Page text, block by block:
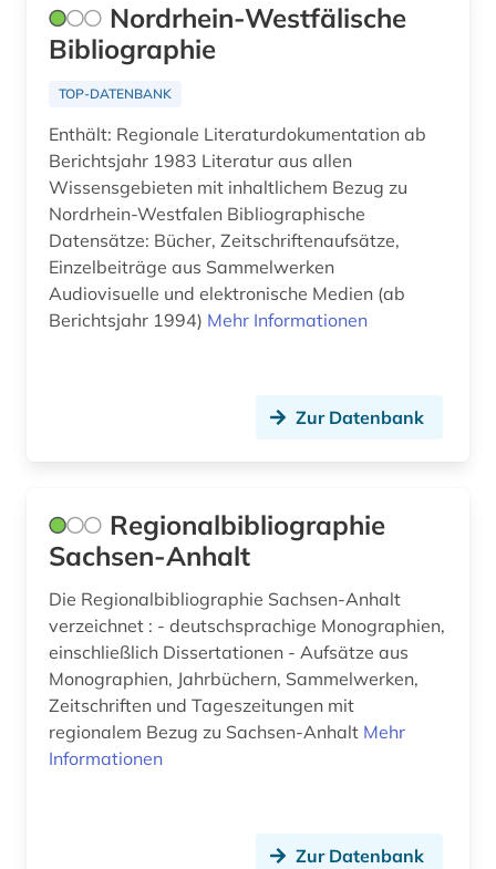
Nordrhein-Westfälische
Bibliographie
TOP-DATENBANK
Enthält: Regionale Literaturdokumentation ab
Berichtsjahr 1983 Literatur aus allen
Wissensgebieten mit inhaltlichem Bezug zu
Nordrhein-Westfalen Bibliographische
Datensätze: Bücher, Zeitschriftenaufsätze,
Einzelbeiträge aus Sammelwerken
Audiovisuelle und elektronische Medien (ab
Berichtsjahr 1994) Mehr Informationen
Zur Datenbank
Regionalbibliographie
Sachsen-Anhalt
Die Regionalbibliographie Sachsen-Anhalt
verzeichnet : - deutschsprachige Monographien,
einschließlich Dissertationen - Aufsätze aus
Monographien, Jahrbüchern, Sammelwerken,
Zeitschriften und Tageszeitungen mit
regionalem Bezug zu Sachsen-Anhalt Mehr
Informationen
Zur Datenbank